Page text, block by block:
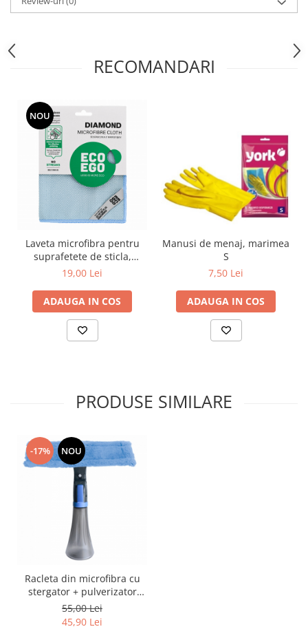
RECOMANDARI
NOU
Laveta microfibra pentru
suprafetete de sticla,
DIAMOND 40 x 40 cm,ECO
19,00 Lei
ADAUGA IN COS
Manusi de menaj, marimea
S
7,50 Lei
ADAUGA IN COS
PRODUSE SIMILARE
-17% NOU
Racleta din microfibra cu
stergator + pulverizator
pentru geam
55,00 Lei
45,90 Lei